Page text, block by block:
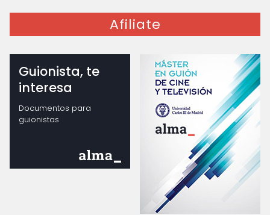
Afiliate
Guionista, te
interesa
Documentos para
guionistas